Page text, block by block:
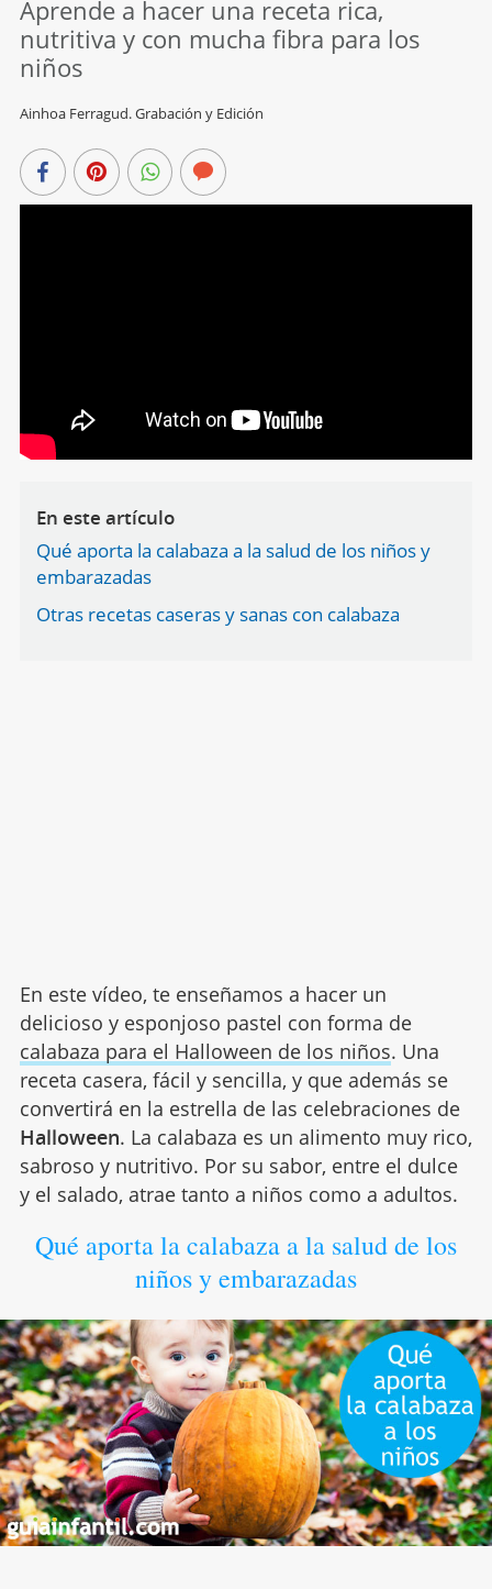
Aprende a hacer una receta rica,
nutritiva y con mucha fibra para los
niños
Ainhoa Ferragud. Grabación y Edición
En este artículo
Qué aporta la calabaza a la salud de los niños y
embarazadas
Otras recetas caseras y sanas con calabaza
En este vídeo, te enseñamos a hacer un
delicioso y esponjoso pastel con forma de
calabaza para el Halloween de los niños. Una
receta casera, fácil y sencilla, y que además se
convertirá en la estrella de las celebraciones de
Halloween. La calabaza es un alimento muy rico,
sabroso y nutritivo. Por su sabor, entre el dulce
y el salado, atrae tanto a niños como a adultos.
Qué aporta la calabaza a la salud de los
niños y embarazadas